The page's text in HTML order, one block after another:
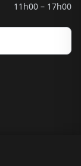
11h00 – 17h00